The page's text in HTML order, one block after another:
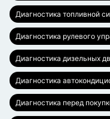
Диагностика топливной
Диагностика рулевого
Диагностика дизельных
Диагностика
Диагностика перед